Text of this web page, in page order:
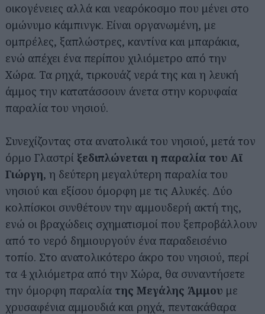
οικογένειες αλλά και νεαρόκοσμο που μένει στο
ομώνυμο κάμπινγκ. Είναι οργανωμένη, με
ομπρέλες, ξαπλώστρες, καντίνα και μπαράκια,
ενώ απέχει ένα περίπου χιλιόμετρο από την
Χώρα. Τα ρηχά, τιρκουάζ νερά της και η λευκή
άμμος την κατατάσσουν άνετα στην κορυφαία
παραλία του νησιού.
Συνεχίζοντας στα ανατολικά του νησιού, μετά τον
όρμο Γλαστρί ξεδιπλώνεται η παραλία του Αϊ
Γιώργη, η δεύτερη μεγαλύτερη παραλία του
νησιού και εξίσου όμορφη με τις Αλυκές. Δύο
κολπίσκοι συνθέτουν την αμμουδερή ακτή της,
ενώ οι βραχώδεις σχηματισμοί που ξεπροβάλλουν
από το νερό δημιουργούν ένα παραδεισένιο
τοπίο. Στο ανατολικότερο άκρο του νησιού, περί
τα 4 χιλιόμετρα από την Χώρα, θα συναντήσετε
την όμορφη παραλία της Μεγάλης Άμμου με
χρυσαφένια αμμουδιά και ρηχά, πεντακάθαρα